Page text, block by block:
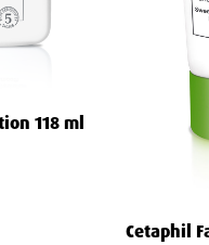
produkter hos
finne de perfekte
favoritter i dag, og gi
118 ml
Cetaphil